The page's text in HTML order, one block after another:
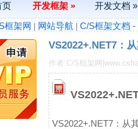
页 开发框架 »
开发文档 »
框架网 | 网站导航 | C/S框架文档 -
VS2022+.NET7：
作者:C/S框架网
VS2022+.NET7：从